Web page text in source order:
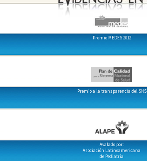
Premio MEDES 2012
Premio a la transparencia del SNS
Avalado por:
Asociación Latinoamericana
de Pediatría